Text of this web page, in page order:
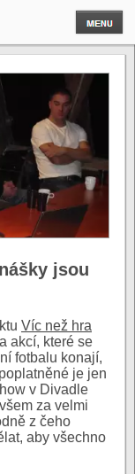
jsou
Víc než hra
akcí, které se
fotbalu konají,
je jen
v Divadle
za velmi
z čeho
aby všechno